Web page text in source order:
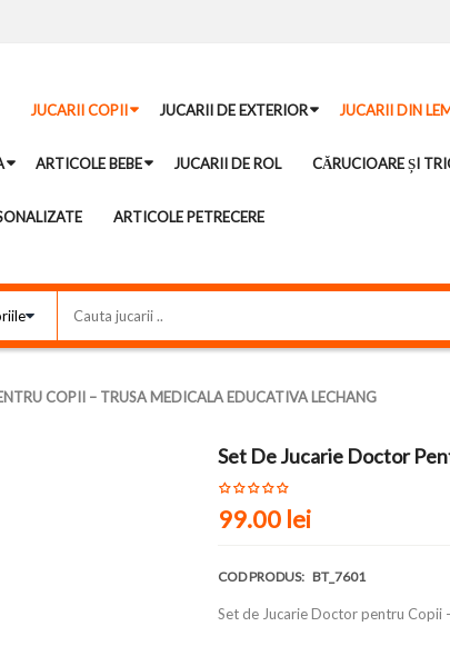
JUCARII COPII JUCARII DE EXTERIOR JUCARII DIN
ARTICOLE BEBE JUCARII DE ROL CĂRUCIOARE ȘI
ARTICOLE PETRECERE
COPII – TRUSA MEDICALA EDUCATIVA LECHANG
Set De Jucarie Doctor
99.00 lei
COD PRODUS: BT_7601
Set de Jucarie Doctor pentru Copii